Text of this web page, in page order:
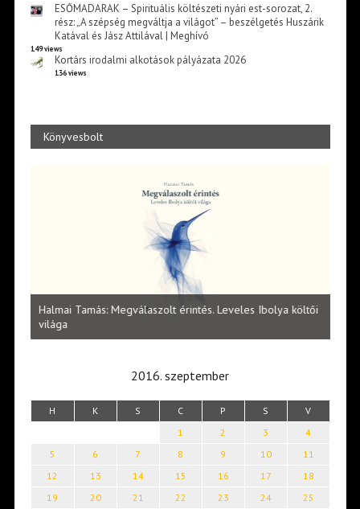
ESŐMADARAK – Spirituális költészeti nyári est-sorozat, 2.
rész: „A szépség megváltja a világot” – beszélgetés Huszárik
Katával és Jász Attilával | Meghívó
149 views
Kortárs irodalmi alkotások pályázata 2026
136 views
Könyvesbolt
Halmai Tamás: Megválaszolt érintés. Leveles Ibolya költői
világa
2016. szeptember
H K S C P S V
1 2 3
4
5
6 7 8 9 10
11
12
13 14 15 16 17
18
19
20 21 22 23 24
25